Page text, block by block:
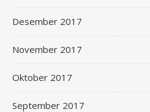
Desember 2017
November 2017
Oktober 2017
September 2017